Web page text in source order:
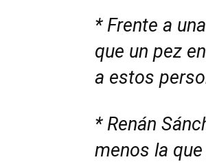
*Frente a
que un pez
a estos
* Renán
menos la